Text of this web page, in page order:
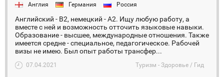
Англия Германия Россия
Английский - B2, немецкий - A2. Ищу любую работу, а
вместе с ней и возможность отточить языковые навыки.
Образование - высшее, международные отношения. Также
имеется средне - специальное, педагогическое. Рабочей
визы не имею. Был опыт работы трансфер...
07.04.2021 Туризм - Здоровье / Гид